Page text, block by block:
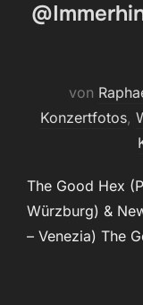
von
Konzertfotos,
The Good Hex
Würzburg) &
– Venezia) The